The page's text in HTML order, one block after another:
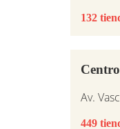
132
Av.
449